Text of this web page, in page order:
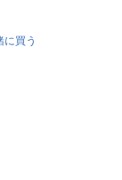
に買う